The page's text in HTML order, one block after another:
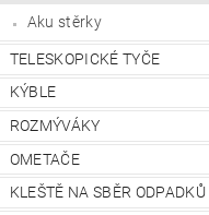
Aku stěrky
TELESKOPICKÉ TYČE
KÝBLE
ROZMÝVÁKY
OMETAČE
KLEŠTĚ NA SBĚR ODPADKŮ